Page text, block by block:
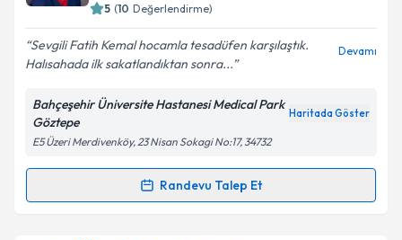
Kişisel verilerimin işlenmesine ilişkin Aydınlatma
kapsamda işlenmesini kabul ediyorum.
Takvim Talebini Gönder
5 (10 Değerlendirme)
Sevgili Fatih Kemal hocamla tesadüfen karşılaştık.
Halısahada ilk sakatlandıktan sonra...
Devamı
Bahçeşehir Üniversite Hastanesi Medical Park
Göztepe
Haritada Göster
E5 Üzeri Merdivenköy, 23 Nisan Sokagi No:17, 34732
Randevu Talep Et
Randevu Takvimi Talebi